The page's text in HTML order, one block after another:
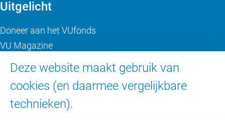
Deze website maakt gebruik van
cookies (en daarmee vergelijkbare
technieken).
Uitgelicht
Doneer aan het VUfonds
VU Magazine
Over de VU